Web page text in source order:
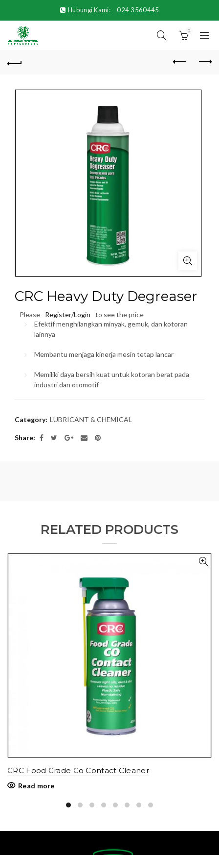
Hubungi Kami: 024 3560445
0
CRC Heavy Duty Degreaser
Please Register/Login
to see the price
Efektif menghilangkan minyak, gemuk, dan kotoran
lainnya
Membantu menjaga kinerja mesin tetap lancar
Memiliki daya bersih kuat untuk kotoran berat pada
industri dan otomotif
Category: LUBRICANT & CHEMICAL
Share
RELATED PRODUCTS
CRC Food Grade Co Contact Cleaner
Read more